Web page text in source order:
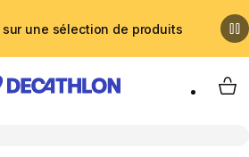
sur une sélection de produits
My